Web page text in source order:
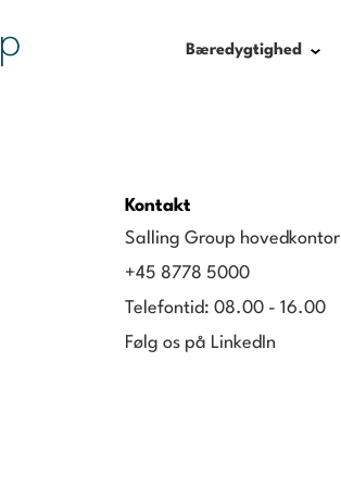
Bæredygtighed
Kontakt
Salling Group hovedkontor
+45 8778 5000
Telefontid: 08.00 - 16.00
Følg os på LinkedIn